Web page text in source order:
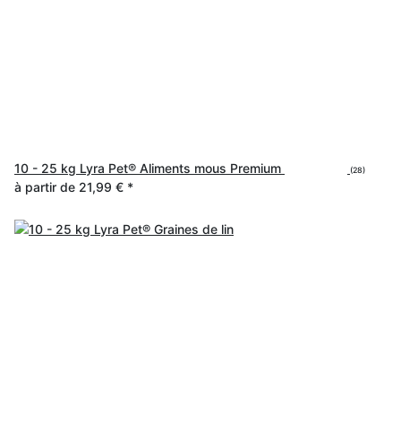
10 - 25 kg Lyra Pet® Aliments mous Premium (28)
à partir de 21,99 € *